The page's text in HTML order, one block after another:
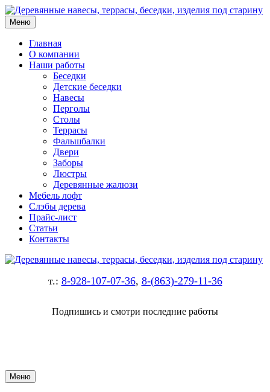
Меню
Главная
О компании
Наши работы
Беседки
Детские беседки
Навесы
Перголы
Столы
Террасы
Фальшбалки
Двери
Заборы
Люстры
Деревянные жалюзи
Мебель лофт
Слэбы дерева
Прайс-лист
Статьи
Контакты
т.: 8-928-107-07-36, 8-(863)-279-11-36
Подпишись и смотри последние работы
Меню